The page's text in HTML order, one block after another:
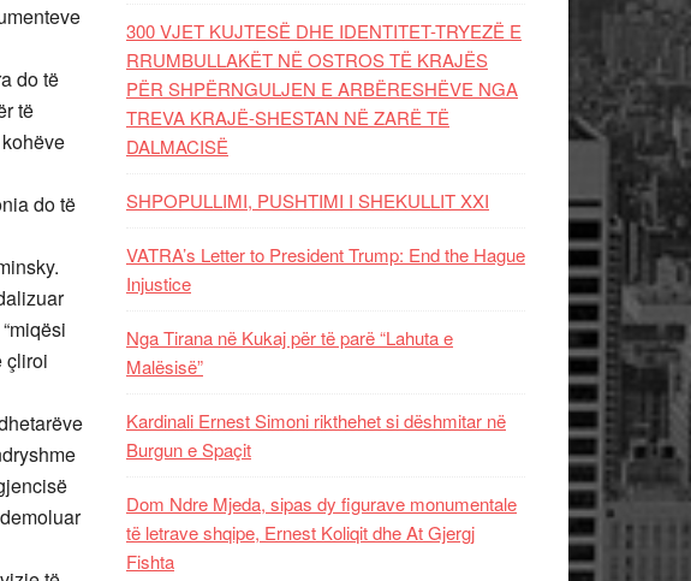
do të
të
do të
çliroi
300 VJET KUJTESË DHE IDENTITET-TRYEZË E
RRUMBULLAKËT NË OSTROS TË KRAJËS
PËR SHPËRNGULJEN E ARBËRESHËVE NGA
TREVA KRAJË-SHESTAN NË ZARË TË
DALMACISË
SHPOPULLIMI, PUSHTIMI I SHEKULLIT XXI
VATRA’s Letter to President Trump: End the Hague
Injustice
Nga Tirana në Kukaj për të parë “Lahuta e
Malësisë”
Kardinali Ernest Simoni rikthehet si dëshmitar në
Burgun e Spaçit
Dom Ndre Mjeda, sipas dy figurave monumentale
të letrave shqipe, Ernest Koliqit dhe At Gjergj
Fishta